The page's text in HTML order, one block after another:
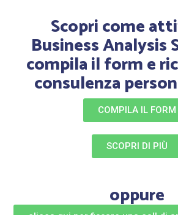
Scopri come
Business Analysis
compila il form e
consulenza
COMPILA IL FORM
SCOPRI DI PIÙ
oppure